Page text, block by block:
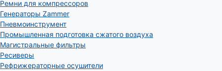
Ремни для компрессоров
Генераторы Zammer
Пневмоинструмент
Промышленная подготовка сжатого воздуха
Магистральные фильтры
Ресиверы
Рефрижераторные осушители